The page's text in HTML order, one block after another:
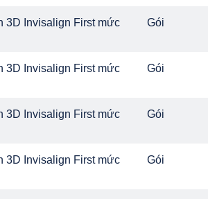
3D Invisalign First mức
Gói
3D Invisalign First mức
Gói
3D Invisalign First mức
Gói
3D Invisalign First mức
Gói